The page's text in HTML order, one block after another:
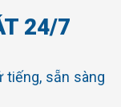
khởi hành.
ăn ở khi lưu
tiếp khi gặp
24/7
sẵn sàng